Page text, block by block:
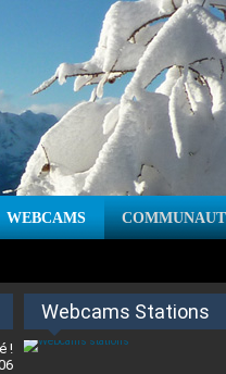
WEBCAMS
!
Webcams Stations